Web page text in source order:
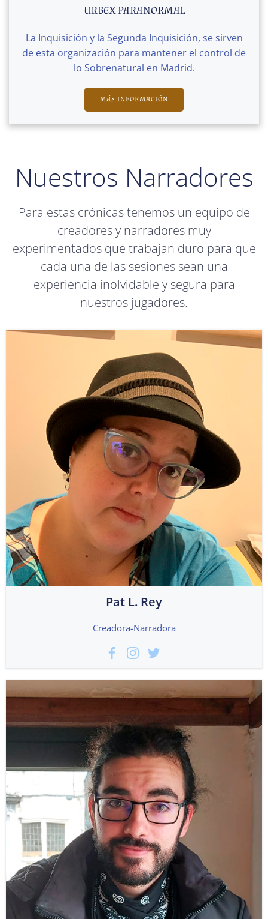
URBEX PARANORMAL
La Inquisición y la Segunda Inquisición, se sirven
de esta organización para mantener el control de
lo Sobrenatural en Madrid.
MÁS INFORMACIÓN
Nuestros Narradores
Para estas crónicas tenemos un equipo de
creadores y narradores muy
experimentados que trabajan duro para que
cada una de las sesiones sean una
experiencia inolvidable y segura para
nuestros jugadores.
Pat L. Rey
Creadora-Narradora